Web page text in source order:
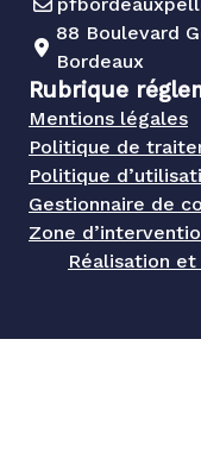
88 Boulevard
Bordeaux
Rubrique
Mentions légales
Politique de
Politique
Gestionnaire de
Zone
Réalisation